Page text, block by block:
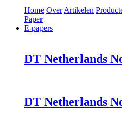
Home Over Artikelen
Paper
E-papers
DT Netherlands
DT Netherlands